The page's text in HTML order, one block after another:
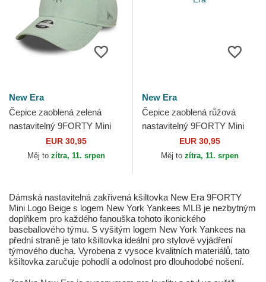
New Era
Čepice zaoblená zelená
nastavitelný 9FORTY Mini
Cord New York Yankees
MLB New Era
EUR 30,95
Měj to zítra, 11. srpen
New Era
Čepice zaoblená růžová
nastavitelný 9FORTY Mini
Cord Los Angeles Dodgers
MLB New Era
EUR 30,95
Měj to zítra, 11. srpen
Dámská nastavitelná zakřivená kšiltovka New Era 9FORTY
Mini Logo Beige s logem New York Yankees MLB je nezbytným
doplňkem pro každého fanouška tohoto ikonického
baseballového týmu. S vyšitým logem New York Yankees na
přední straně je tato kšiltovka ideální pro stylové vyjádření
týmového ducha. Vyrobena z vysoce kvalitních materiálů, tato
kšiltovka zaručuje pohodlí a odolnost pro dlouhodobé nošení.